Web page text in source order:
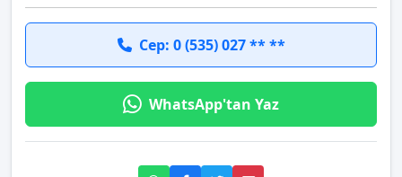
Cep: 0 (535) 027 ** **
WhatsApp'tan Yaz